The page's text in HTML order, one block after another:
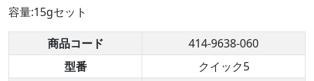
容量:15gセット
商品コード
414-9638-060
型番
クイック5